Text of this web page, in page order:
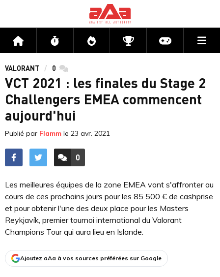
Accueil Flux Directs CompétitionsActu jeux
VALORANT 0 commentaires
VCT 2021 : les finales du Stage 2
Challengers EMEA commencent
aujourd'hui
Publié par Flamm le 23 avr. 2021
ACCÉDER AUX
0
COMMENTAIRES
Les meilleures équipes de la zone EMEA vont s'affronter au
cours de ces prochains jours pour les 85 500 € de cashprise
et pour obtenir l'une des deux place pour les Masters
Reykjavík, premier tournoi international du Valorant
Champions Tour qui aura lieu en Islande.
Ajoutez aAa à vos sources préférées sur Google